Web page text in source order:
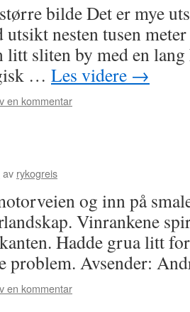
bilde Det er mye
nesten tusen
litt sliten by med en
… Les videre →
en kommentar
av rykogreis
og inn på
Vinrankene
Hadde grua litt
problem. Avsender:
en kommentar